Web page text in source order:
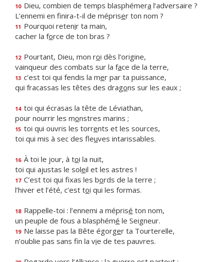
10 Dieu, combien de temps blasphémera l’adversaire ?
L’ennemi en finira-t-il de mépriser ton nom ?
11 Pourquoi retenir ta main,
cacher la force de ton bras ?
12 Pourtant, Dieu, mon roi dès l’origine,
vainqueur des combats sur la face de la terre,
13 c’est toi qui fendis la mer par ta puissance,
qui fracassas les têtes des dragons sur les eaux ;
14 toi qui écrasas la tête de Léviathan,
pour nourrir les monstres marins ;
15 toi qui ouvris les torrents et les sources,
toi qui mis à sec des fleuves intarissables.
16 À toi le jour, à toi la nuit,
toi qui ajustas le soleil et les astres !
17 C’est toi qui fixas les bords de la terre ;
l’hiver et l’été, c’est toi qui les formas.
18 Rappelle-toi : l’ennemi a méprisé ton nom,
un peuple de fous a blasphémé le Seigneur.
19 Ne laisse pas la Bête égorger ta Tourterelle,
n’oublie pas sans fin la vie de tes pauvres.